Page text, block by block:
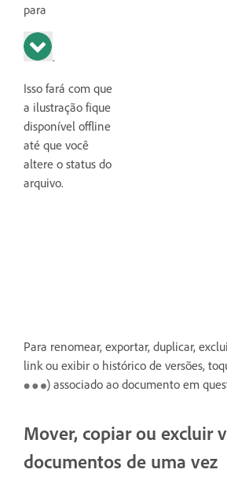
para
.
Isso fará com que
a ilustração fique
disponível offline
até que você
altere o status do
arquivo.
Para renomear, exportar, duplicar,
link ou exibir o histórico de versões,
) associado ao documento em
Mover, copiar ou excluir
documentos de uma vez